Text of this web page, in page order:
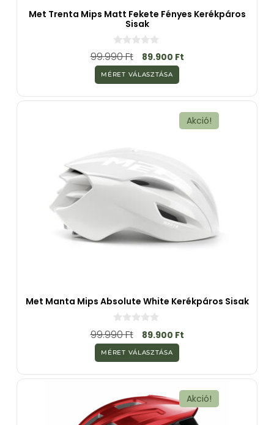
Met Trenta Mips Matt Fekete Fényes Kerékpáros
Sisak
0
a
5
-
b
ő
99.990Ft 89.900 Ft
MÉRET VÁLASZTÁSA
Akció!
Met Manta Mips Absolute White Kerékpáros Sisak
0
a
5
-
b
ő
99.990Ft 89.900 Ft
MÉRET VÁLASZTÁSA
Akció!